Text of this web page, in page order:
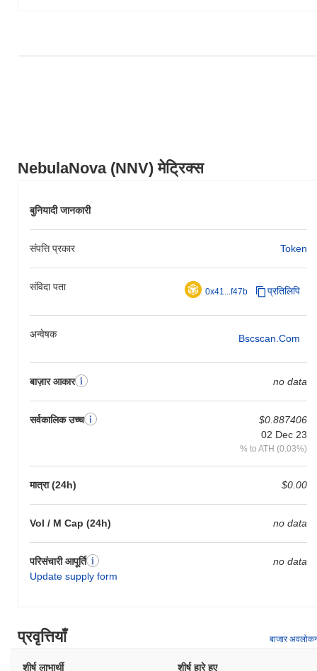
NebulaNova (NNV) मेट्रिक्स
बुनियादी जानकारी
संपत्ति प्रकार Token
संविदा पता 0x41...f47b प्रतिलिपि
अन्वेषक Bscscan.com
बाज़ार आकार no data
सर्वकालिक उच्च
$0.887406
02 Dec 23
% to ATH (0.03%)
मात्रा (24h) $0.00
Vol / M Cap (24h) no data
परिसंचारी आपूर्ति
Update supply form
no data
प्रवृत्तियाँ बाजार
शीर्ष लाभार्थी शीर्ष हारे हुए